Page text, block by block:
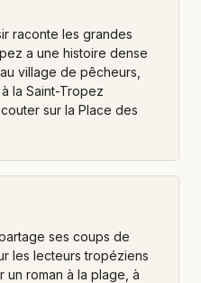
raconte les grandes
a une histoire dense
village de pêcheurs,
la Saint-Tropez
sur la Place des
ses coups de
les lecteurs tropéziens
un roman à la plage, à